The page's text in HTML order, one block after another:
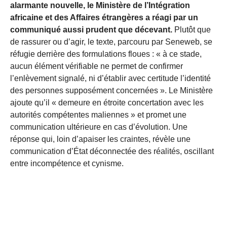
alarmante nouvelle, le Ministère de l’Intégration
africaine et des Affaires étrangères a réagi par un
communiqué aussi prudent que décevant. Plutôt que
de rassurer ou d’agir, le texte, parcouru par Seneweb, se
réfugie derrière des formulations floues : « à ce stade,
aucun élément vérifiable ne permet de confirmer
l’enlèvement signalé, ni d’établir avec certitude l’identité
des personnes supposément concernées ». Le Ministère
ajoute qu’il « demeure en étroite concertation avec les
autorités compétentes maliennes » et promet une
communication ultérieure en cas d’évolution. Une
réponse qui, loin d’apaiser les craintes, révèle une
communication d’État déconnectée des réalités, oscillant
entre incompétence et cynisme.